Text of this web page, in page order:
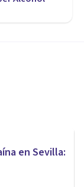
en Sevilla: